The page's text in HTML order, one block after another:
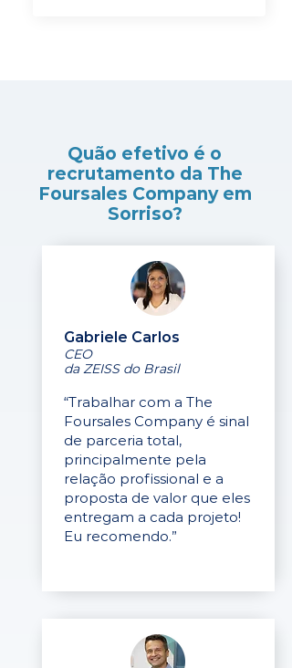
Quão efetivo é o
recrutamento da The
Foursales Company em
Sorriso?
Gabriele Carlos
CEO
da ZEISS do Brasil
“Trabalhar com a The
Foursales Company é sinal
de parceria total,
principalmente pela
relação profissional e a
proposta de valor que eles
entregam a cada projeto!
Eu recomendo.”